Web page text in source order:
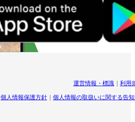
運営情報・標識 利用
個人情報保護方針 個人情報の取扱いに関する告